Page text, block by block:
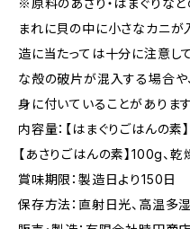
※原料のあさり・はまぐりな
まれに貝の中に小さなカニが
造に当たっては十分に注意し
な殻の破片が混入する場合や
身に付いていることがあります
内容量：【はまぐりごはんの素
【あさりごはんの素】100g、
賞味期限：製造日より150日
保存方法：直射日光、高温多